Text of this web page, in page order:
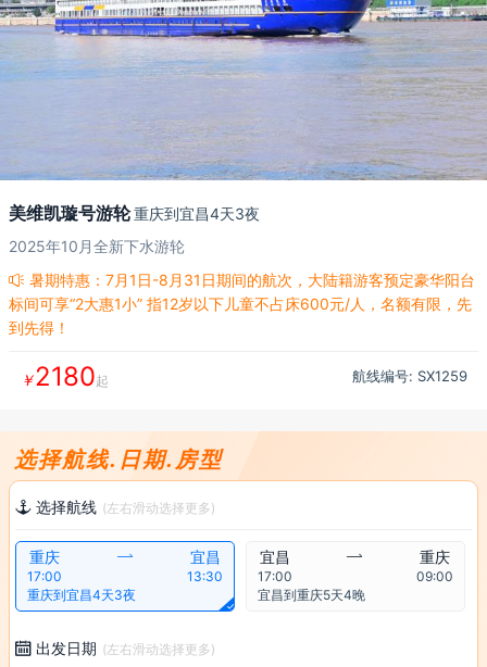
美维凯璇号游轮重庆到宜昌4天3夜
2025年10月全新下水游轮
 暑期特惠：7月1日-8月31日期间的航次，大陆籍游客预定豪华阳台
标间可享“2大惠1小” 指12岁以下儿童不占床600元/人，名额有限，先
到先得！
￥2180起 航线编号: SX1259
选择航线.日期.房型
 选择航线 (左右滑动选择更多)
重庆
17:00
 宜昌
13:30
重庆到宜昌4天3夜

宜昌
17:00
 重庆
09:00
宜昌到重庆5天4晚
 出发日期 (左右滑动选择更多)